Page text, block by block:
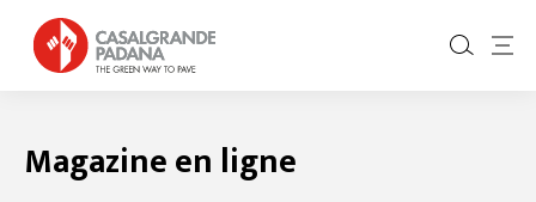
Magazine en ligne